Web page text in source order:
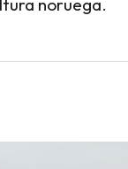
noruega.